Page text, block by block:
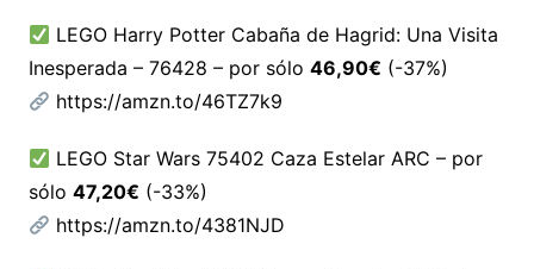
LEGO Harry Potter Cabaña de Hagrid: Una Visita
Inesperada – 76428 – por sólo 46,90€ (-37%)
https://amzn.to/46TZ7k9
LEGO Star Wars 75402 Caza Estelar ARC – por
sólo 47,20€ (-33%)
https://amzn.to/4381NJD